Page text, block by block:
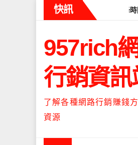
快訊
麼時候流量最高？流量高峰時間及高效發
957rich
行銷資訊
了解各種網路行銷賺錢
資源